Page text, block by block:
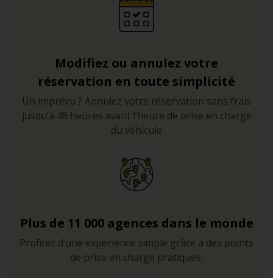
Modifiez ou annulez votre
réservation en toute simplicité
Un imprévu ? Annulez votre réservation sans frais
jusqu’à 48 heures avant l’heure de prise en charge
du véhicule
Plus de 11 000 agences dans le monde
Profitez d’une expérience simple grâce à des points
de prise en charge pratiques.